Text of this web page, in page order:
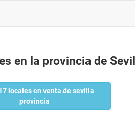
en la provincia de
locales en venta de sevilla
provincia